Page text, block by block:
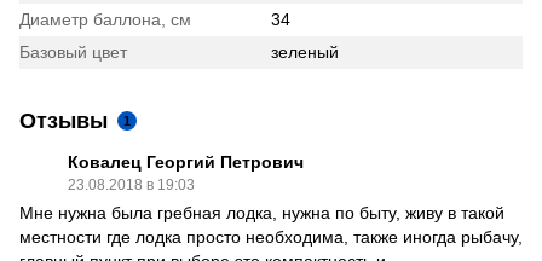
Диаметр баллона, см
34
Базовый цвет
зеленый
Отзывы 1
Ковалец Георгий Петрович
23.08.2018 в 19:03
Мне нужна была гребная лодка, нужна по быту, живу в такой
местности где лодка просто необходима, также иногда рыбачу,